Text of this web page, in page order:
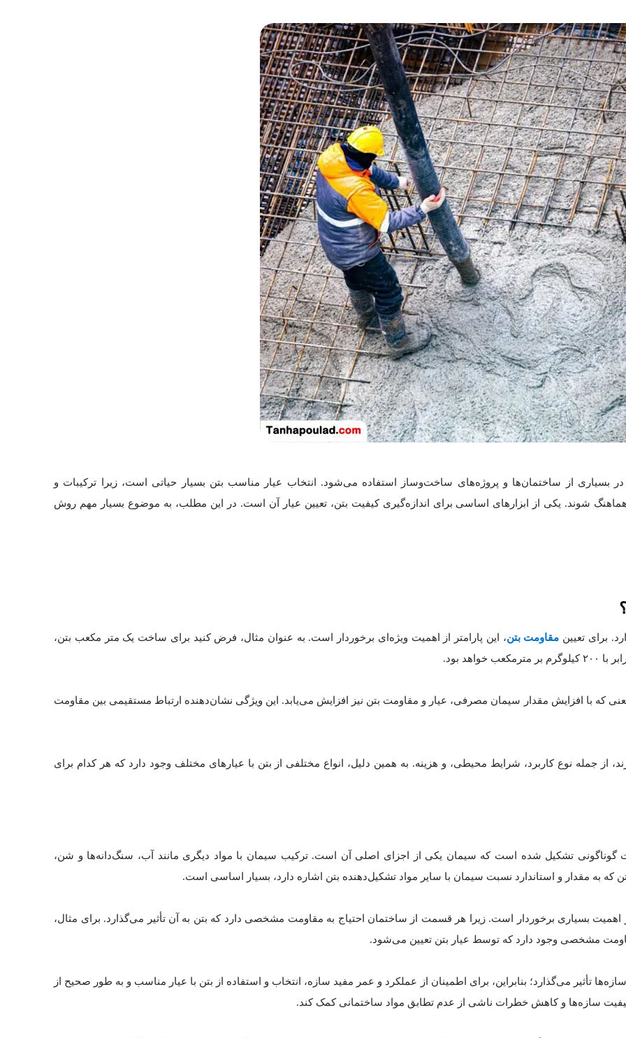
از ساختمان‌ها و پروژه‌های ساخت‌وساز استفاده می‌شود. انتخاب عیار مناسب بتن بسیار حیاتی است، زیرا ترکیبات و
هماهنگ شوند. یکی از ابزارهای اساسی برای اندازه‌گیری کیفیت بتن، تعیین عیار آن است. در این مطلب، به موضوع بسیار مهم روش
برای تعیین مقاومت بتن، این پارامتر از اهمیت ویژه‌ای برخوردار است. به عنوان مثال، فرض کنید برای ساخت یک متر مکعب بتن،
که با افزایش مقدار سیمان مصرفی، عیار و مقاومت بتن نیز افزایش می‌یابد. این ویژگی نشان‌دهنده ارتباط مستقیمی بین مقاومت
از جمله نوع کاربرد، شرایط محیطی، و هزینه. به همین دلیل، انواع مختلفی از بتن با عیارهای مختلف وجود دارد که هر کدام برای
گوناگونی تشکیل شده است که سیمان یکی از اجزای اصلی آن است. ترکیب سیمان با مواد دیگری مانند آب، سنگ‌دانه‌ها و شن،
که به مقدار و استاندارد نسبت سیمان با سایر مواد تشکیل‌دهنده بتن اشاره دارد، بسیار اساسی است.
بسیاری برخوردار است. زیرا هر قسمت از ساختمان احتیاج به مقاومت مشخصی دارد که بتن به آن تأثیر می‌گذارد. برای مثال،
مشخصی وجود دارد که توسط عیار بتن تعیین می‌شود.
تأثیر می‌گذارد؛ بنابراین، برای اطمینان از عملکرد و عمر مفید سازه، انتخاب و استفاده از بتن با عیار مناسب و به طور صحیح از
سازه‌ها و کاهش خطرات ناشی از عدم تطابق مواد ساختمانی کمک کند.